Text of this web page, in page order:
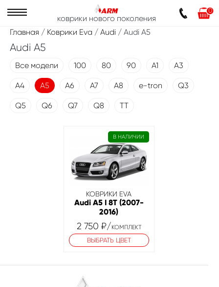
коврики нового поколения
0
Главная / Коврики Eva / Audi / Audi A5
Audi A5
Все модели 100 80 90 A1 A3
A4 A5 A6 A7 A8 e-tron Q3
Q5 Q6 Q7 Q8 TT
В НАЛИЧИИ
КОВРИКИ EVA
Audi A5 I 8T (2007-
2016)
2 750 ₽/КОМПЛЕКТ
ВЫБРАТЬ ЦВЕТ